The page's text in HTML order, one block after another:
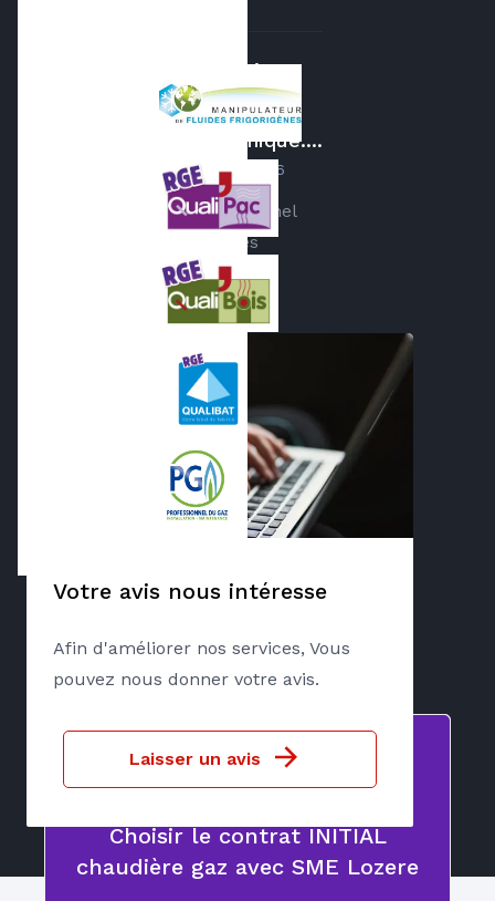
Axenergie
Chaudière GAZ
Contrat INITIAL gaz
Choisir le contrat INITIAL
chaudière gaz avec SME Lozere
Installation
propre.
Personnel
sympathique....
Noel LEBERTle06.07.2026
Installation propre. Personnel
sympathique. Promesses
Votre avis nous intéresse
Afin d'améliorer nos services, Vous
pouvez nous donner votre avis.
Laisser un avis